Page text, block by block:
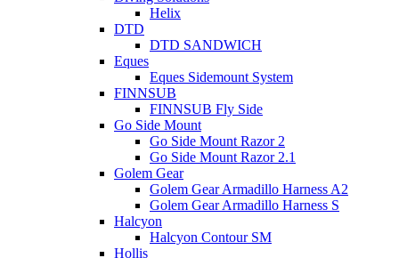
Helix
DTD
DTD SANDWICH
Eques
Eques Sidemount System
FINNSUB
FINNSUB Fly Side
Go Side Mount
Go Side Mount Razor 2
Go Side Mount Razor 2.1
Golem Gear
Golem Gear Armadillo Harness A2
Golem Gear Armadillo Harness S
Halcyon
Halcyon Contour SM
Hollis